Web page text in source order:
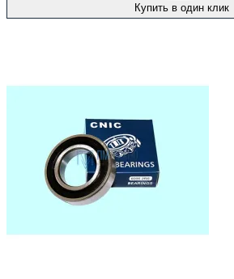
Купить в один клик